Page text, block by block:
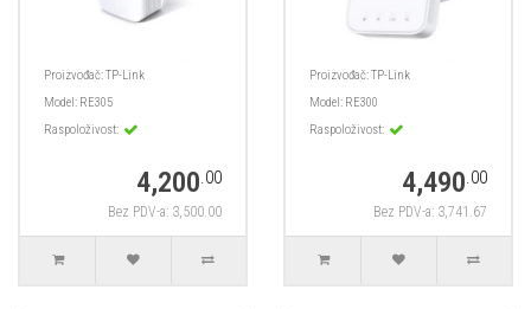
Proizvođač:TP-Link
Model: RE305
Raspoloživost:
4,200.00
Bez PDV-a: 3,500.00
Proizvođač:TP-Link
Model: RE300
Raspoloživost:
4,490.00
Bez PDV-a: 3,741.67